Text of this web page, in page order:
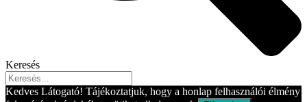
Keresés
Kedves Látogató! Tájékoztatjuk, hogy a honlap felhasználói élmény